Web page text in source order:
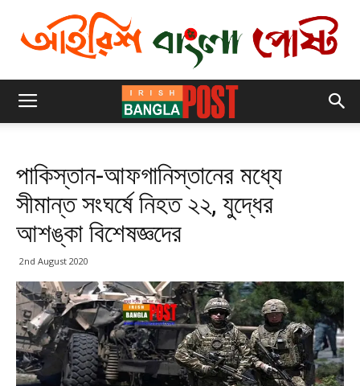
পাকিস্তান-আফগানিস্তানের মধ্যে
সীমান্ত সংঘর্ষে নিহত ২২, যুদ্ধের
আশঙ্কা বিশেষজ্ঞদের
2nd August 2020